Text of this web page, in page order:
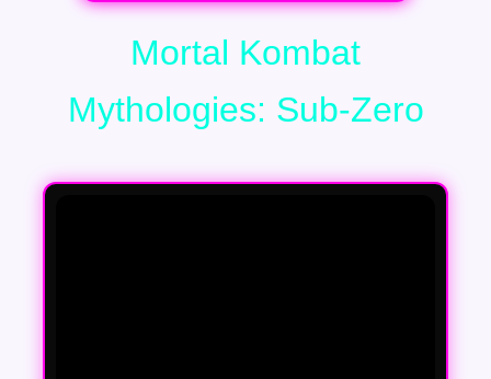
Mortal Kombat
Mythologies: Sub-Zero